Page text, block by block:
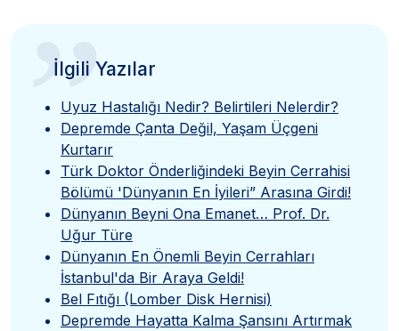
”
İlgili Yazılar
Uyuz Hastalığı Nedir? Belirtileri Nelerdir?
Depremde Çanta Değil, Yaşam Üçgeni
Kurtarır
Türk Doktor Önderliğindeki Beyin Cerrahisi
Bölümü 'Dünyanın En İyileri” Arasına Girdi!
Dünyanın Beyni Ona Emanet… Prof. Dr.
Uğur Türe
Dünyanın En Önemli Beyin Cerrahları
İstanbul'da Bir Araya Geldi!
Bel Fıtığı (Lomber Disk Hernisi)
Depremde Hayatta Kalma Şansını Artırmak